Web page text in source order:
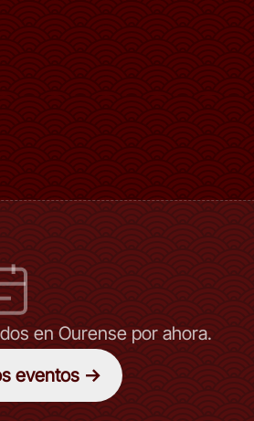
en Ourense por ahora.
eventos →